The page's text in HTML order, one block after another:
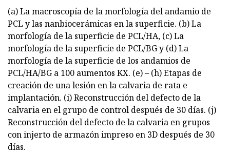
(a) La macroscopía de la morfología del andamio de
PCL y las nanbiocerámicas en la superficie. (b) La
morfología de la superficie de PCL/HA, (c) La
morfología de la superficie de PCL/BG y (d) La
morfología de la superficie de los andamios de
PCL/HA/BG a 100 aumentos KX. (e) – (h) Etapas de
creación de una lesión en la calvaria de rata e
implantación. (i) Reconstrucción del defecto de la
calvaria en el grupo de control después de 30 días. (j)
Reconstrucción del defecto de la calvaria en grupos
con injerto de armazón impreso en 3D después de 30
días.